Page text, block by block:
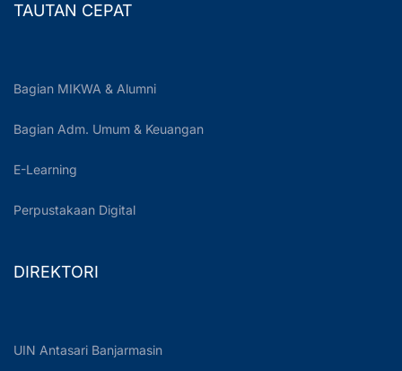
TAUTAN CEPAT
Bagian MIKWA & Alumni
Bagian Adm. Umum & Keuangan
E-Learning
Perpustakaan Digital
DIREKTORI
UIN Antasari Banjarmasin